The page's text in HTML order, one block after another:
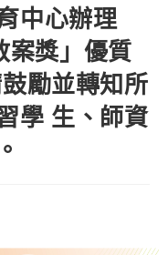
中心辦理
獎」優質
勵並轉知所
學 生、師資